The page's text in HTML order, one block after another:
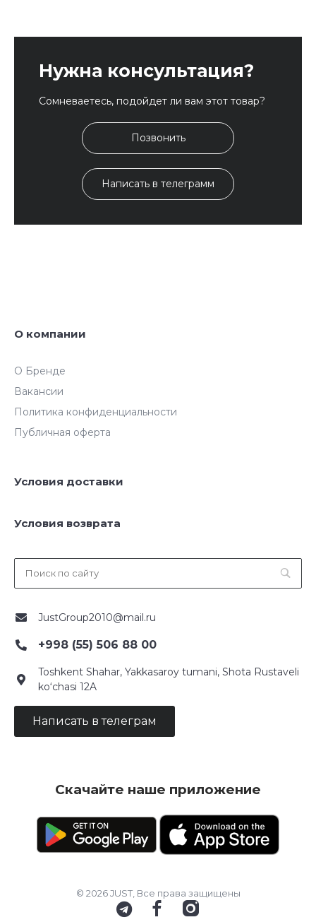
Нужна консультация?
Сомневаетесь, подойдет ли вам этот товар?
Позвонить
Написать в телеграмм
О компании
О Бренде
Вакансии
Политика конфиденциальности
Публичная оферта
Условия доставки
Условия возврата
JustGroup2010@mail.ru
+998 (55) 506 88 00
Toshkent Shahar, Yakkasaroy tumani, Shota Rustaveli
ko‘chasi 12A
Написать в телеграм
Скачайте наше приложение
© 2026 JUST, Все права защищены